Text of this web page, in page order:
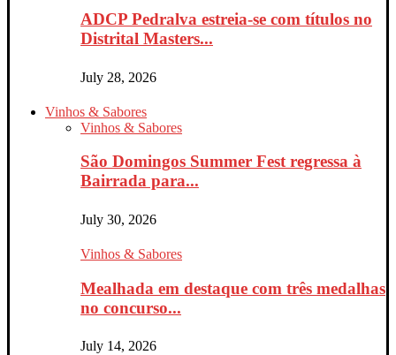
ADCP Pedralva estreia-se com títulos no
Distrital Masters...
July 28, 2026
Vinhos & Sabores
Vinhos & Sabores
São Domingos Summer Fest regressa à
Bairrada para...
July 30, 2026
Vinhos & Sabores
Mealhada em destaque com três medalhas
no concurso...
July 14, 2026